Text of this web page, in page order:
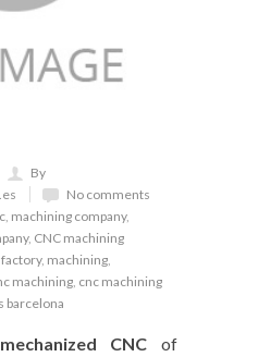
By
No comments
, machining company,
, CNC machining
, machining,
machining, cnc machining
barcelona
mechanized CNC of